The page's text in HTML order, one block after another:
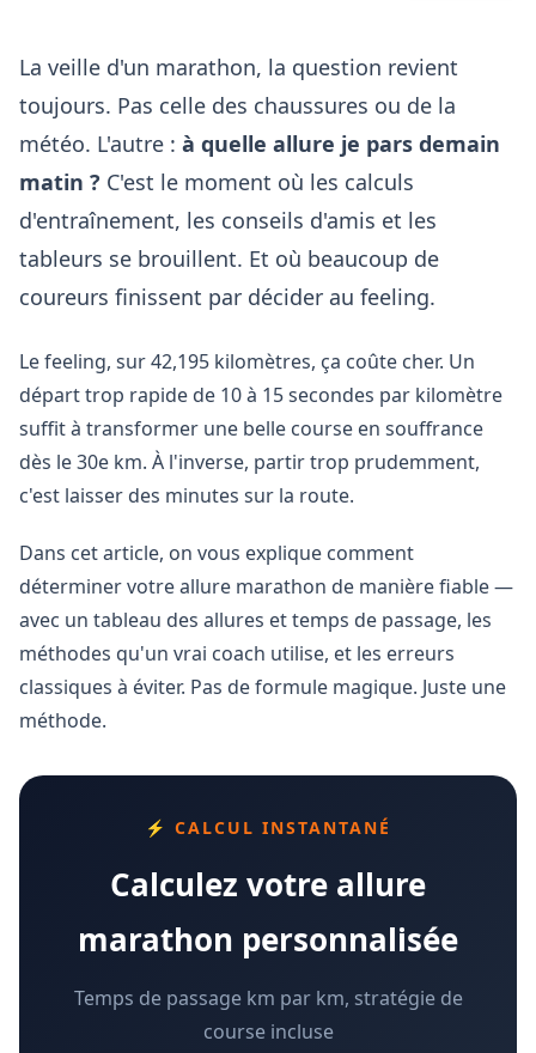
La veille d'un marathon, la question revient
toujours. Pas celle des chaussures ou de la
météo. L'autre : à quelle allure je pars demain
matin ? C'est le moment où les calculs
d'entraînement, les conseils d'amis et les
tableurs se brouillent. Et où beaucoup de
coureurs finissent par décider au feeling.
Le feeling, sur 42,195 kilomètres, ça coûte cher. Un
départ trop rapide de 10 à 15 secondes par kilomètre
suffit à transformer une belle course en souffrance
dès le 30e km. À l'inverse, partir trop prudemment,
c'est laisser des minutes sur la route.
Dans cet article, on vous explique comment
déterminer votre allure marathon de manière fiable —
avec un tableau des allures et temps de passage, les
méthodes qu'un vrai coach utilise, et les erreurs
classiques à éviter. Pas de formule magique. Juste une
méthode.
⚡ CALCUL INSTANTANÉ
Calculez votre allure
marathon personnalisée
Temps de passage km par km, stratégie de
course incluse